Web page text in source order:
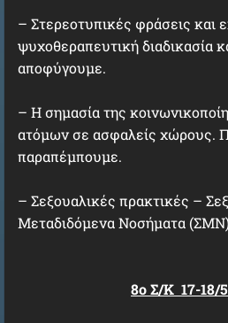
– Στερεοτυπικές φράσεις και
ψυχοθεραπευτική διαδικασία
αποφύγουμε.
– Η σημασία της
ατόμων σε ασφαλείς χώρους.
παραπέμπουμε.
– Σεξουαλικές πρακτικές –
Μεταδιδόμενα Νοσήματα
8o Σ/Κ 17-18/